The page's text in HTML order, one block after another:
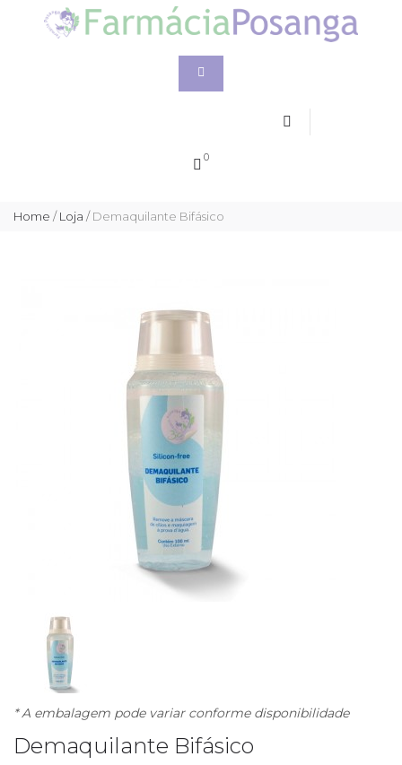
0
Home /Loja /Demaquilante Bifásico
* A embalagem pode variar conforme disponibilidade
Demaquilante Bifásico